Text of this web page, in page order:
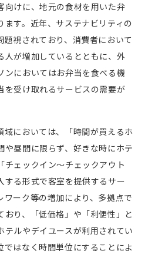
向けに、地元の食材を用いた弁
す。近年、サステナビリティの
視されており、消費者において
人が増加しているとともに、外
ンにおいてはお弁当を食べる機
を受け取れるサービスの需要が
域においては、「時間が買えるホ
や昼間に限らず、好きな時にホテ
チェックイン～チェックアウト
する形式で客室を提供するサー
ワーク等の増加により、多拠点で
り、「低価格」や「利便性」と
テルやデイユースが利用されてい
はなく時間単位にすることによ